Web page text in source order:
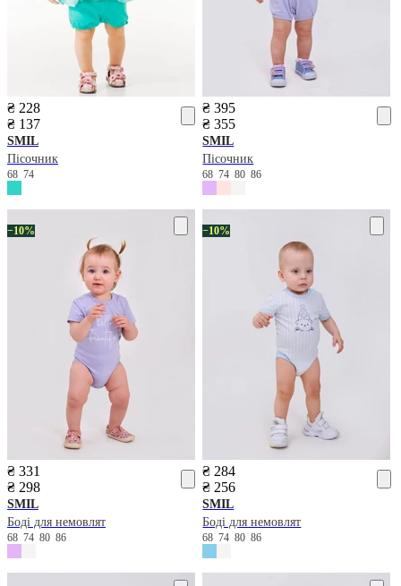
₴ 228
₴ 137
SMIL
Пісочник
68 74
₴ 395
₴ 355
SMIL
Пісочник
68748086
−10%
₴ 331
₴ 298
SMIL
Боді для немовлят
68 74 80 86
−10%
₴ 284
₴ 256
SMIL
Боді для немовлят
68748086